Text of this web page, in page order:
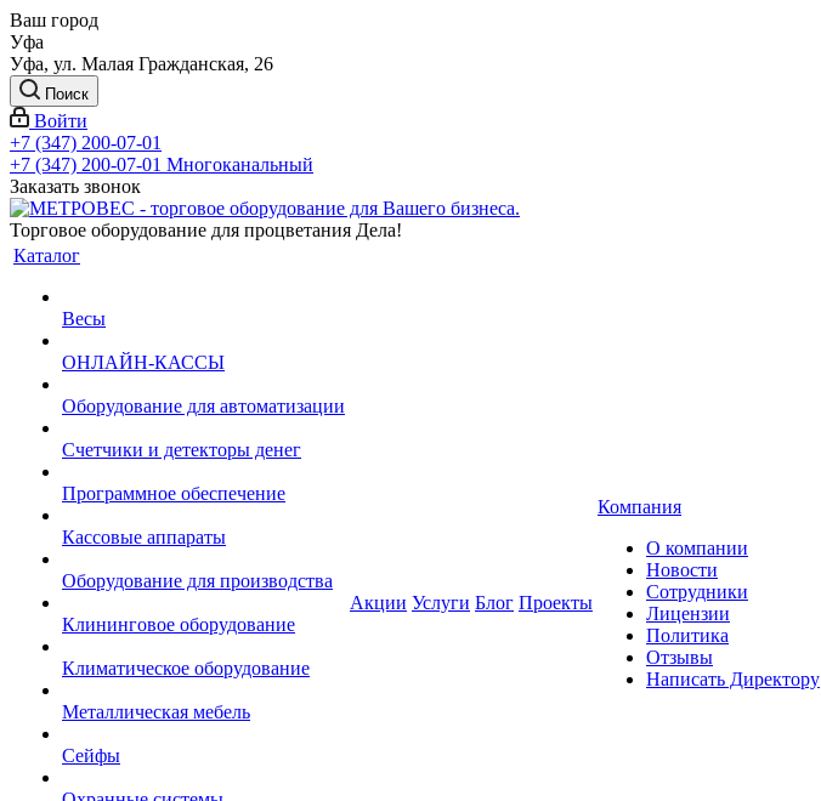
Ваш город
Уфа
Уфа, ул. Малая Гражданская, 26
Поиск
Войти
+7 (347) 200-07-01
+7 (347) 200-07-01 Многоканальный
Заказать звонок
Торговое оборудование для процветания Дела!
Каталог
Весы
ОНЛАЙН-КАССЫ
Оборудование для автоматизации
Счетчики и детекторы денег
Программное обеспечение
Кассовые аппараты
Оборудование для производства
Клининговое оборудование
Климатическое оборудование
Металлическая мебель
Сейфы
Акции Услуги Блог Проекты
Компания
О компании
Новости
Сотрудники
Лицензии
Политика
Отзывы
Написать Директору